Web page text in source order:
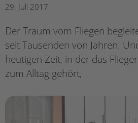
29. Juli 2017
Der Traum vom Fliegen
seit Tausenden von Jahren.
heutigen Zeit, in der das
zum Alltag gehört,